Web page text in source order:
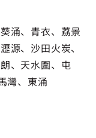
涌、青衣、荔景
源、沙田火炭、
、天水圍、屯
灣、東涌